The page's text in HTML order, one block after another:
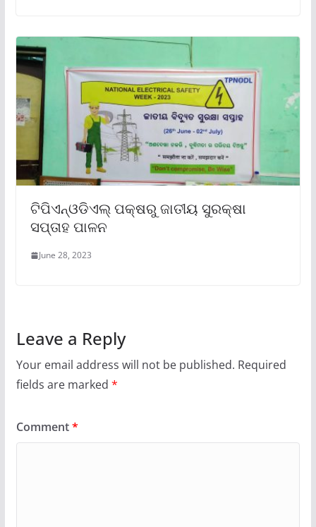
ଟିପିଏନ୍‌ଓଡିଏଲ୍ ପକ୍ଷରୁ ଜାତୀୟ ସୁରକ୍ଷା
ସପ୍ତାହ ପାଳନ
June 28, 2023
Leave a Reply
Your email address will not be published. Required
fields are marked *
Comment*